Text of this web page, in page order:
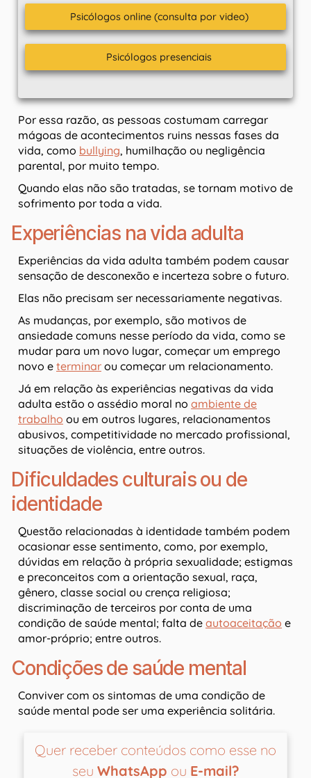
Psicólogos online (consulta por video)
Psicólogos presenciais
Por essa razão, as pessoas costumam carregar
mágoas de acontecimentos ruins nessas fases da
vida, como bullying, humilhação ou negligência
parental, por muito tempo.
Quando elas não são tratadas, se tornam motivo de
sofrimento por toda a vida.
Experiências na vida adulta
Experiências da vida adulta também podem causar
sensação de desconexão e incerteza sobre o futuro.
Elas não precisam ser necessariamente negativas.
As mudanças, por exemplo, são motivos de
ansiedade comuns nesse período da vida, como se
mudar para um novo lugar, começar um emprego
novo e terminar ou começar um relacionamento.
Já em relação às experiências negativas da vida
adulta estão o assédio moral no ambiente de
trabalho ou em outros lugares, relacionamentos
abusivos, competitividade no mercado profissional,
situações de violência, entre outros.
Dificuldades culturais ou de
identidade
Questão relacionadas à identidade também podem
ocasionar esse sentimento, como, por exemplo,
dúvidas em relação à própria sexualidade; estigmas
e preconceitos com a orientação sexual, raça,
gênero, classe social ou crença religiosa;
discriminação de terceiros por conta de uma
condição de saúde mental; falta de autoaceitação e
amor-próprio; entre outros.
Condições de saúde mental
Conviver com os sintomas de uma condição de
saúde mental pode ser uma experiência solitária.
Quer receber conteúdos como esse no
seu WhatsApp ou E-mail?